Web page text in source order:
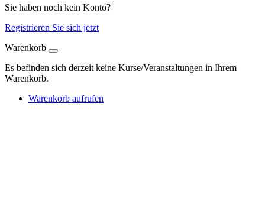
Sie haben noch kein Konto?
Registrieren Sie sich jetzt
Warenkorb
Es befinden sich derzeit keine Kurse/Veranstaltungen in Ihrem
Warenkorb.
Warenkorb aufrufen